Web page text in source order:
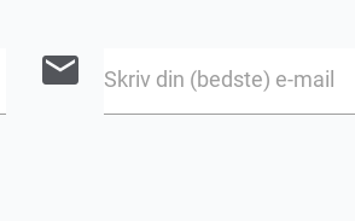
email Skriv din (bedste) e-mail